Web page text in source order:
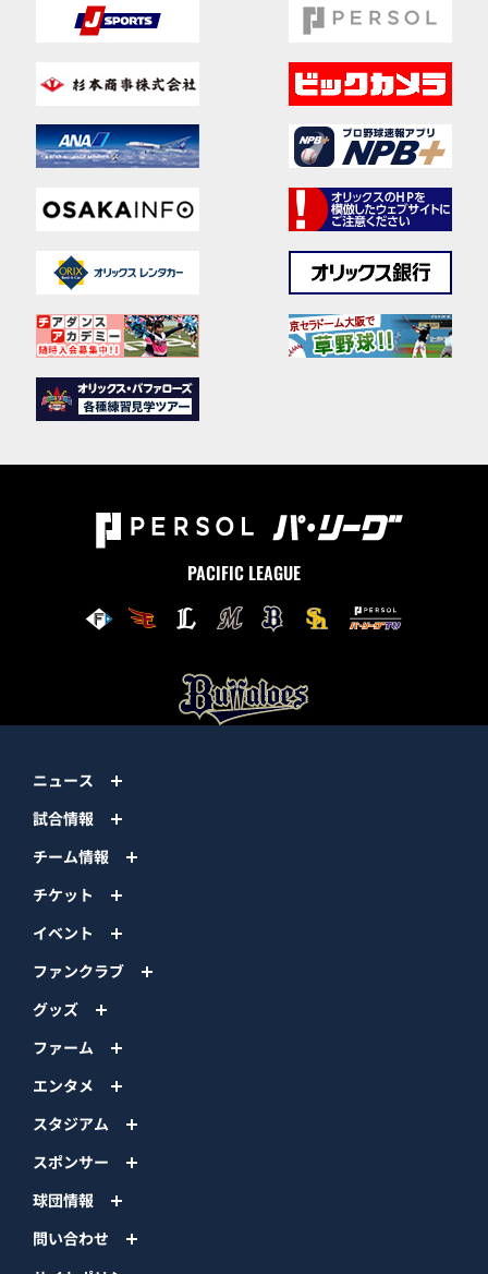
PACIFIC LEAGUE
ニュース
試合情報
チーム情報
チケット
イベント
ファンクラブ
グッズ
ファーム
エンタメ
スタジアム
スポンサー
球団情報
問い合わせ